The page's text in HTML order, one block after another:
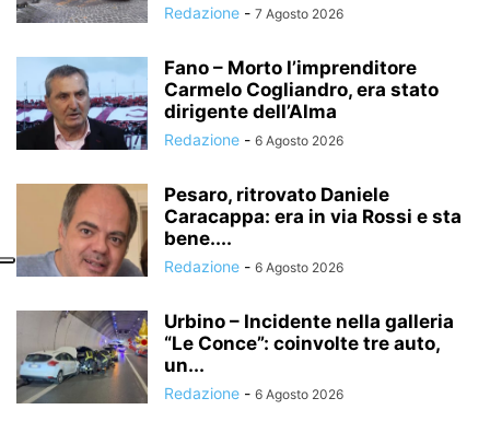
Redazione - 7 Agosto 2026
Fano – Morto l’imprenditore
Carmelo Cogliandro, era stato
dirigente dell’Alma
Redazione - 6 Agosto 2026
Pesaro, ritrovato Daniele
Caracappa: era in via Rossi e sta
bene....
Redazione - 6 Agosto 2026
Urbino – Incidente nella galleria
“Le Conce”: coinvolte tre auto,
un...
Redazione - 6 Agosto 2026